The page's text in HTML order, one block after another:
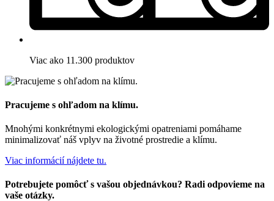
Viac ako 11.300 produktov
Pracujeme s ohľadom na klímu.
Mnohými konkrétnymi ekologickými opatreniami pomáhame
minimalizovať náš vplyv na životné prostredie a klímu.
Viac informácií nájdete tu.
Potrebujete pomôcť s vašou objednávkou? Radi odpovieme na
vaše otázky.